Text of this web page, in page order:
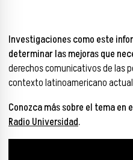
Investigaciones como este
determinar las mejoras que
derechos comunicativos de las
contexto latinoamericano
Conozca más sobre el tema en
Radio Universidad.